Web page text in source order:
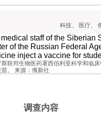
科技、 医疗、
联邦生物医药署西伯利亚科学和临
。 来源：俄新社
调查内容